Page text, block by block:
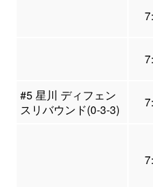
#5 星川 ディフェン
スリバウンド(0-3-3)